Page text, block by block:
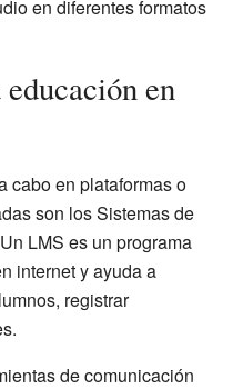
en diferentes formatos
en
cabo en plataformas o
son los Sistemas de
LMS es un programa
internet y ayuda a
registrar
de comunicación